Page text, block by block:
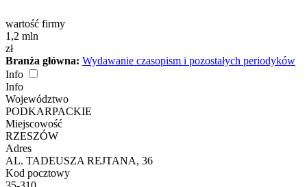
wartość firmy
1,2 mln
zł
Branża główna: Wydawanie czasopism i pozostałych periodyków
Info
Info
Województwo
PODKARPACKIE
Miejscowość
RZESZÓW
Adres
AL. TADEUSZA REJTANA, 36
Kod pocztowy